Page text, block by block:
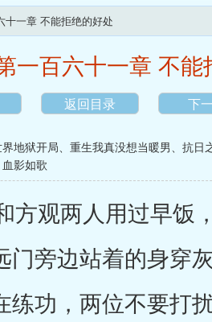
十一章 不能拒绝的好处
一百六十一章 不能
返回目录 下
地狱开局、 重生我真没想当暖男、 抗日
血影如歌
观两人用过早饭
门旁边站着的身穿
功，两位不要打